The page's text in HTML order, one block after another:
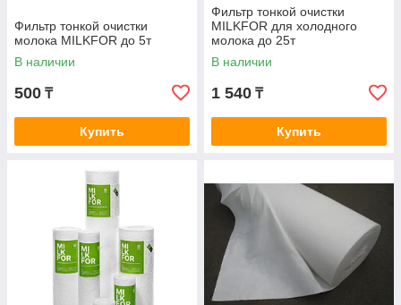
Фильтр тонкой очистки
молока MILKFOR до 5т
В наличии
500 ₸
Купить
Фильтр тонкой очистки
MILKFOR для холодного
молока до 25т
В наличии
1 540 ₸
Купить